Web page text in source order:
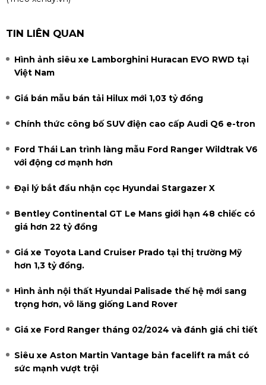
TIN LIÊN QUAN
Hình ảnh siêu xe Lamborghini Huracan EVO RWD tại
Việt Nam
Giá bán mẫu bán tải Hilux mới 1,03 tỷ đồng
Chính thức công bố SUV điện cao cấp Audi Q6 e-tron
Ford Thái Lan trình làng mẫu Ford Ranger Wildtrak V6
với động cơ mạnh hơn
Đại lý bắt đầu nhận cọc Hyundai Stargazer X
Bentley Continental GT Le Mans giới hạn 48 chiếc có
giá hơn 22 tỷ đồng
Giá xe Toyota Land Cruiser Prado tại thị trường Mỹ
hơn 1,3 tỷ đồng.
Hình ảnh nội thất Hyundai Palisade thế hệ mới sang
trọng hơn, vô lăng giống Land Rover
Giá xe Ford Ranger tháng 02/2024 và đánh giá chi tiết
Siêu xe Aston Martin Vantage bản facelift ra mắt có
sức mạnh vượt trội